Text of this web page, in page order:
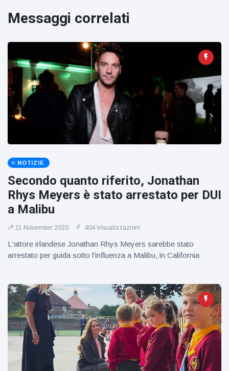
bambina
Brown
incoraggia
essere
creativa
15 July
72
Anne
Hathaway
definisce
Tom
Holland 'il
figlio dei
sogni’
14 July
31
Visualizzazioni
Messaggi correlati
NOTIZIE
Secondo quanto riferito, Jonathan
Rhys Meyers è stato arrestato per DUI
a Malibu
11 November 2020 404 Visualizzazioni
L'attore irlandese Jonathan Rhys Meyers sarebbe stato
arrestato per guida sotto l'influenza a Malibu, in California